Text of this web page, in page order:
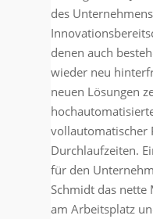
des
denen auch
wieder neu
neuen Lösungen
vollautomatischer
Durchlaufzeiten.
für den
Schmidt das nette
am Arbeitsplatz